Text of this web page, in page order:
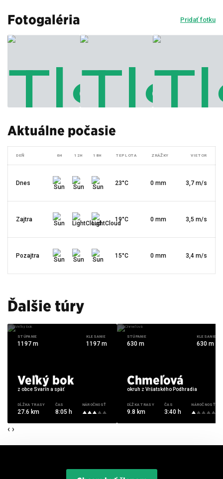
Fotogaléria Pridať fotku
Aktuálne počasie
DEŇ 6H 12H 18H TEPLOTA ZRÁŽKY VIETOR
Dnes 23°C 0 mm 3,7 m/s
Zajtra 19°C 0 mm 3,5 m/s
Pozajtra 15°C 0 mm 3,4 m/s
Ďalšie túry
STÚPANIE
1197 m
KLESANIE
1197 m
Veľký bok
z obce Svarín a späť
DĹŽKA TRASY
27.6 km
ČAS
8:05 h
NÁROČNOSŤ
STÚPANIE
630 m
KLESANIE
630 m
Chmeľová
okruh z Vršatského Podhradia
DĹŽKA TRASY
9.8 km
ČAS
3:40 h
NÁROČNOSŤ
‹ ›